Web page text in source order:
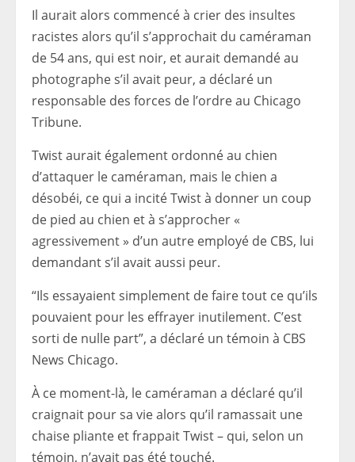
Il aurait alors commencé à crier des insultes
racistes alors qu’il s’approchait du caméraman
de 54 ans, qui est noir, et aurait demandé au
photographe s’il avait peur, a déclaré un
responsable des forces de l’ordre au Chicago
Tribune.
Twist aurait également ordonné au chien
d’attaquer le caméraman, mais le chien a
désobéi, ce qui a incité Twist à donner un coup
de pied au chien et à s’approcher «
agressivement » d’un autre employé de CBS, lui
demandant s’il avait aussi peur.
“Ils essayaient simplement de faire tout ce qu’ils
pouvaient pour les effrayer inutilement. C’est
sorti de nulle part”, a déclaré un témoin à CBS
News Chicago.
À ce moment-là, le caméraman a déclaré qu’il
craignait pour sa vie alors qu’il ramassait une
chaise pliante et frappait Twist – qui, selon un
témoin, n’avait pas été touché.